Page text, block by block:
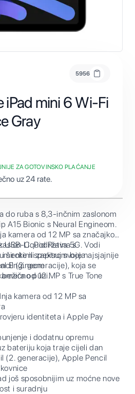
5956
iPad mini 6 Wi-Fi
Gray
ZA GOTOVINSKO PLAĆANJE
uz 24 rate.
do ruba s 8,3-inčnim zaslonom
A15 Bionic s Neural Engineom.
kamera od 12 MP sa značajkom
USB-C. Podržava 5G. Vodi
ili zapisuj svoje najsjajnije
(2. generacije), koja se
puni.
Liquid Retina s
i širokim spektrom boja
Engineom
od 12 MP s True Tone
kamera od 12 MP sa
identiteta i Apple Pay
i dodatnu opremu
bateriju koja traje cijeli dan
(2. generacije), Apple Pencil
još sposobnijim uz moćne nove
i suradnju